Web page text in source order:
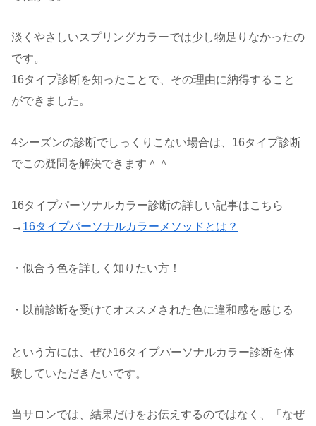
淡くやさしいスプリングカラーでは少し物足りなかったの
です。
16タイプ診断を知ったことで、その理由に納得すること
ができました。
4シーズンの診断でしっくりこない場合は、16タイプ診断
でこの疑問を解決できます＾＾
16タイプパーソナルカラー診断の詳しい記事はこちら
→ 16タイプパーソナルカラーメソッドとは？
・似合う色を詳しく知りたい方！
・以前診断を受けてオススメされた色に違和感を感じる
という方には、ぜひ16タイプパーソナルカラー診断を体
験していただきたいです。
当サロンでは、結果だけをお伝えするのではなく、「なぜ